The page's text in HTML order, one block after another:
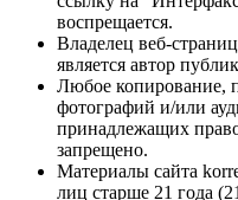
воспрещается.
Владелец веб-
является автор
Любое копирование,
фотографий и/или
принадлежащих
запрещено.
Материалы сайта
лиц старше 21 года